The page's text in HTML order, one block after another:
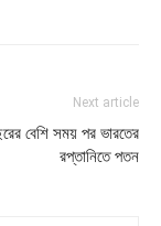
Next article
বেশি সময় পর ভারতের
রপ্তানিতে পতন